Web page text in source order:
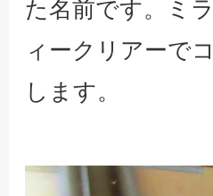
た名前です。ミ
ィークリアーで
します。